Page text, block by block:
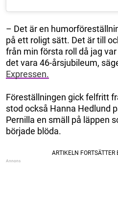
– Det är en
på ett roligt sätt. Det är till
från min första roll då jag
det vara 46-årsjubileum,
Expressen.
Föreställningen gick felfritt
stod också Hanna Hedlund
Pernilla en smäll på läppen
började blöda.